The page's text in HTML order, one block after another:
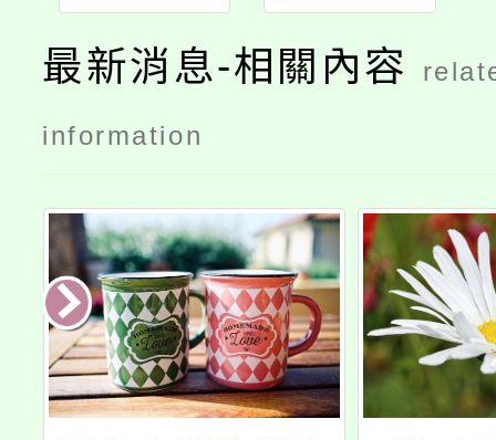
最新消息-相關內容
information